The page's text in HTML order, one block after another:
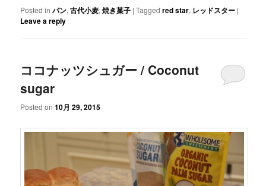
Posted in パン,古代小麦,焼き菓子 |Tagged red star, レッドスター |
Leave a reply
ココナッツシュガー / Coconut
sugar
Posted on10月 29, 2015